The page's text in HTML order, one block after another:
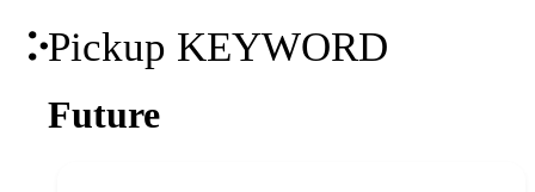
Pickup KEYWORD
Future